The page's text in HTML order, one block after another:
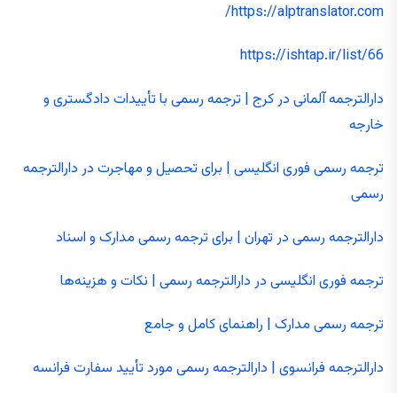
https://alptranslator.com/
https://ishtap.ir/list/66
دارالترجمه آلمانی در کرج | ترجمه رسمی با تأییدات دادگستری و
خارجه
ترجمه رسمی فوری انگلیسی | برای تحصیل و مهاجرت در دارالترجمه
رسمی
دارالترجمه رسمی در تهران | برای ترجمه رسمی مدارک و اسناد
ترجمه فوری انگلیسی در دارالترجمه رسمی | نکات و هزینه‌ها
ترجمه رسمی مدارک | راهنمای کامل و جامع
دارالترجمه فرانسوی | دارالترجمه رسمی مورد تأیید سفارت فرانسه